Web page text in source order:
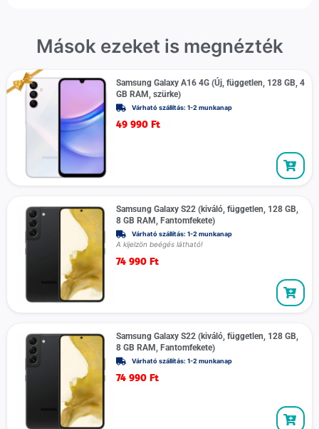
Mások ezeket is megnézték
Samsung Galaxy A16 4G (Új, független, 128 GB, 4
GB RAM, szürke)
Várható szállítás: 1-2 munkanap
49 990 Ft
Samsung Galaxy S22 (kiváló, független, 128 GB,
8 GB RAM, Fantomfekete)
Várható szállítás: 1-2 munkanap
A kijelzön beégés látható!
74 990 Ft
Samsung Galaxy S22 (kiváló, független, 128 GB,
8 GB RAM, Fantomfekete)
Várható szállítás: 1-2 munkanap
74 990 Ft